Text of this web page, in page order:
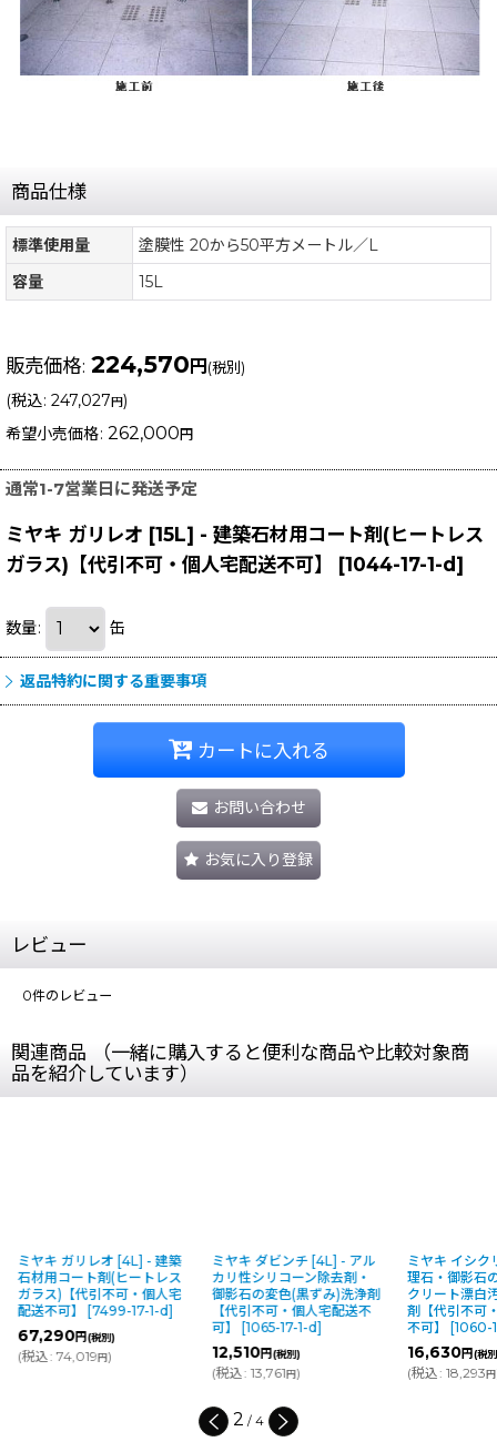
商品仕様
標準使用量
塗膜性 20から50平方メートル／L
容量
15L
販売価格: 224,570円(税別)
(税込: 247,027円)
希望小売価格: 262,000 円
通常1-7営業日に発送予定
ミヤキ ガリレオ [15L] - 建築石材用コート剤(ヒートレス
ガラス)【代引不可・個人宅配送不可】
[1044-17-1-d]
数量: 缶
返品特約に関する重要事項
カートに入れる
お問い合わせ
お気に入り登録
レビュー
0件のレビュー
関連商品 （一緒に購入すると便利な商品や比較対象商
品を紹介しています）
ミヤキ ガリレオ [4L] - 建築
石材用コート剤(ヒートレス
ガラス)【代引不可・個人宅
配送不可】
[7499-17-1-d]
67,290円(税別)
(税込: 74,019円)
ミヤキ ダビンチ [4L] - アル
カリ性シリコーン除去剤・
御影石の変色(黒ずみ)洗浄剤
【代引不可・個人宅配送不
可】
[1065-17-1-d]
12,510円(税別)
(税込: 13,761円)
ミヤキ イシ
理石・御影石
クリート漂白
剤【代引不可
不可】
[1060-
16,630円(税
(税込: 18,293円
2 / 4